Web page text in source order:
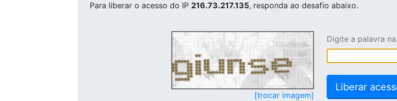
Para liberar o acesso do IP 216.73.217.135, responda ao desafio abaixo.
[trocar imagem]
Digite a palavra